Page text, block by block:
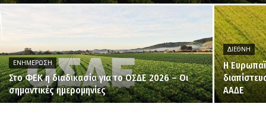
ΕΝΗΜΈΡΩΣΗ
Στο ΦΕΚ η διαδικασία για το ΟΣΔΕ 2026 – Οι
σημαντικές ημερομηνίες
ΔΙΕΘΝΉ
H
ΑΑΔΕ